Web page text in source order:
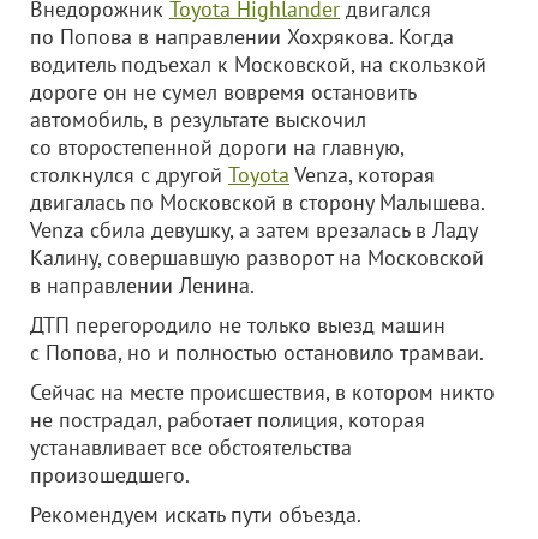
Внедорожник Toyota Highlander двигался
по Попова в направлении Хохрякова. Когда
водитель подъехал к Московской, на скользкой
дороге он не сумел вовремя остановить
автомобиль, в результате выскочил
со второстепенной дороги на главную,
столкнулся с другой Toyota Venza, которая
двигалась по Московской в сторону Малышева.
Venza сбила девушку, а затем врезалась в Ладу
Калину, совершавшую разворот на Московской
в направлении Ленина.
ДТП перегородило не только выезд машин
с Попова, но и полностью остановило трамваи.
Сейчас на месте происшествия, в котором никто
не пострадал, работает полиция, которая
устанавливает все обстоятельства
произошедшего.
Рекомендуем искать пути объезда.